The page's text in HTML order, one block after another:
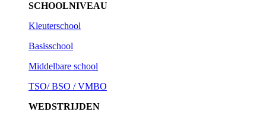
SCHOOLNIVEAU
Kleuterschool
Basisschool
Middelbare school
TSO/ BSO / VMBO
WEDSTRIJDEN